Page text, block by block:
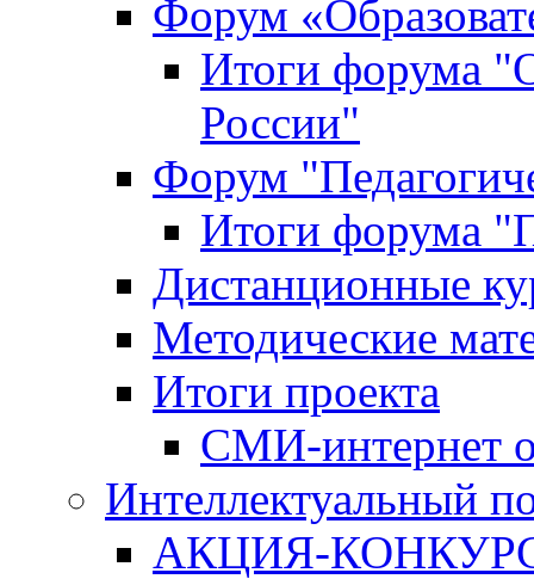
Форум
Итоги форума
России"
Форум
Итоги форума
Дистанционные
Методические
Итоги проекта
СМИ-интернет
Интеллектуальный
АКЦИЯ-